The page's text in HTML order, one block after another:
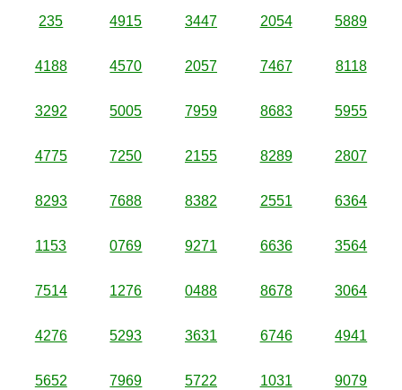
235 4915 3447 2054 5889
4188 4570 2057 7467 8118
3292 5005 7959 8683 5955
4775 7250 2155 8289 2807
8293 7688 8382 2551 6364
1153 0769 9271 6636 3564
7514 1276 0488 8678 3064
4276 5293 3631 6746 4941
5652 7969 5722 1031 9079